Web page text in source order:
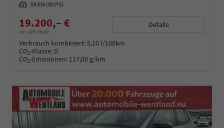
Leistung 59 kW (80 PS)
19.200,– €
incl. 19% MwSt.
Details
Verbrauch kombiniert:5,10 l/100km
CO2-Klasse: D
CO2-Emissionen: 117,00 g/km